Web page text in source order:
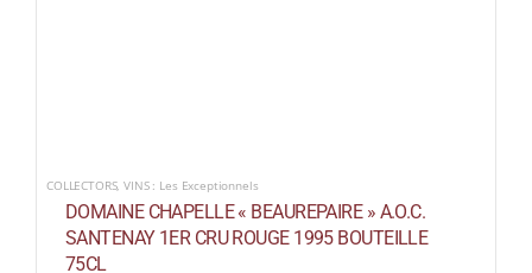
COLLECTORS,VINS : Les Exceptionnels
DOMAINE CHAPELLE « BEAUREPAIRE » A.O.C.
SANTENAY 1ER CRU ROUGE 1995 BOUTEILLE
75CL